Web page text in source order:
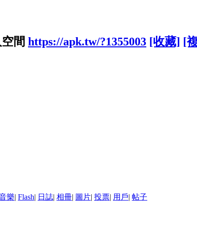
間 https://apk.tw/?1355003 [收藏] [
樂| Flash| 日誌| 相冊| 圖片| 投票| 用戶| 帖子